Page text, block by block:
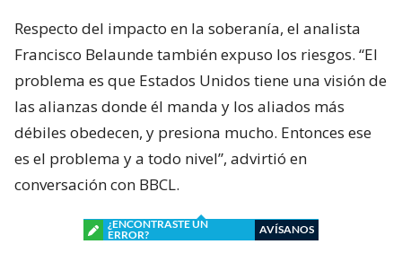
Respecto del impacto en la soberanía, el analista
Francisco Belaunde también expuso los riesgos. “El
problema es que Estados Unidos tiene una visión de
las alianzas donde él manda y los aliados más
débiles obedecen, y presiona mucho. Entonces ese
es el problema y a todo nivel”, advirtió en
conversación con BBCL.
¿ENCONTRASTE UN
ERROR?
AVÍSANOS